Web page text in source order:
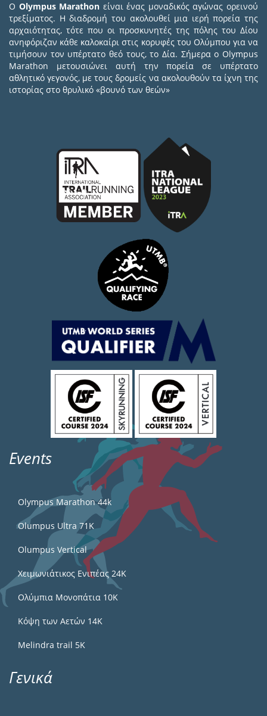
Ο Olympus Marathon είναι ένας μοναδικός αγώνας ορεινού
τρεξίματος. Η διαδρομή του ακολουθεί μια ιερή πορεία της
αρχαιότητας, τότε που οι προσκυνητές της πόλης του Δίου
ανηφόριζαν κάθε καλοκαίρι στις κορυφές του Ολύμπου για να
τιμήσουν τον υπέρτατο θεό τους, το Δία. Σήμερα ο Olympus
Marathon μετουσιώνει αυτή την πορεία σε υπέρτατο
αθλητικό γεγονός, με τους δρομείς να ακολουθούν τα ίχνη της
ιστορίας στο θρυλικό «βουνό των θεών»
Events
Olympus Marathon 44k
Olumpus Ultra 71K
Olumpus Vertical
Χειμωνιάτικος Ενιπέας 24Κ
Ολύμπια Μονοπάτια 10Κ
Κόψη των Αετών 14Κ
Melindra trail 5Κ
Γενικά